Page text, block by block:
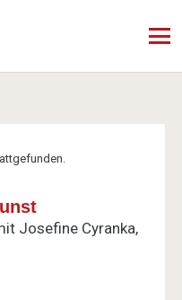
Josefine Cyranka,